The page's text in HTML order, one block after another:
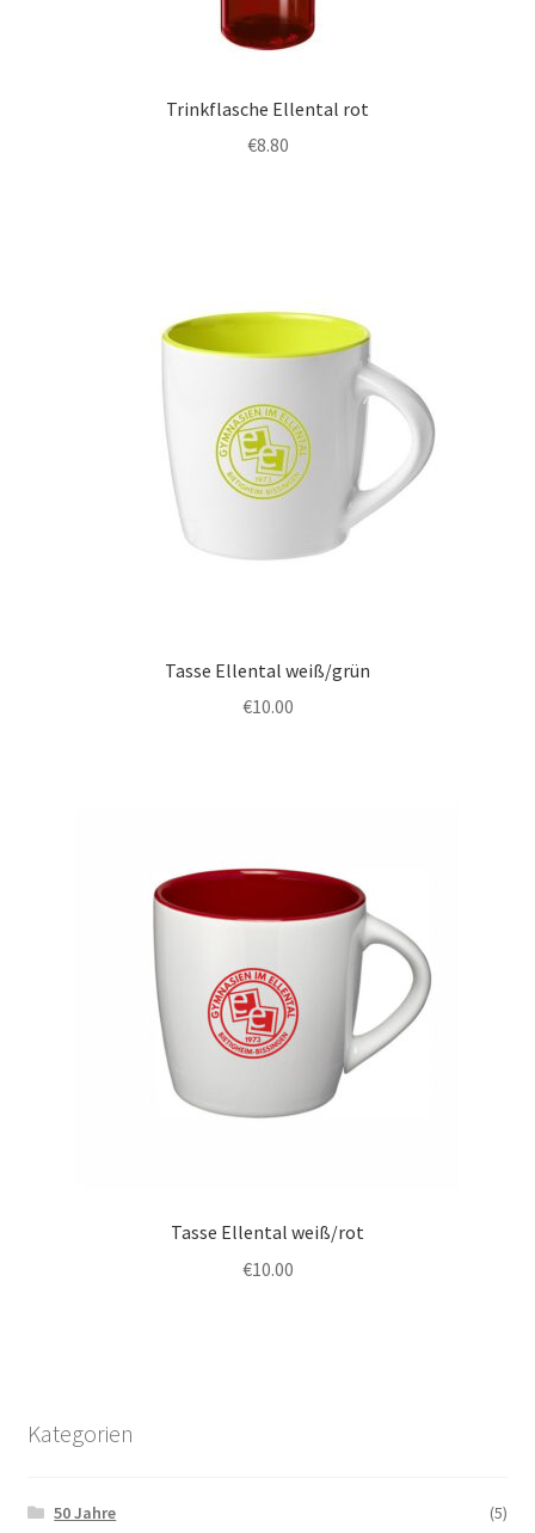
Trinkflasche Ellental rot
€8.80
Tasse Ellental weiß/grün
€10.00
Tasse Ellental weiß/rot
€10.00
Kategorien
50 Jahre
(5)